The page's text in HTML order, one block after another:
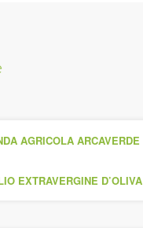
Superiore
AGRICOLA ARCAVERDE
EXTRAVERGINE D’OLIVA